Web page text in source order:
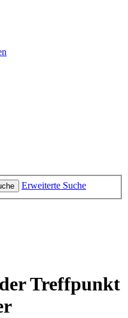
Erweiterte Suche
Treffpunkt